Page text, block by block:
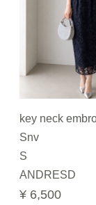
key neck
Snv
S
ANDRESD
¥ 6,500